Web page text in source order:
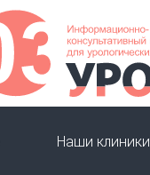
Наши клиники